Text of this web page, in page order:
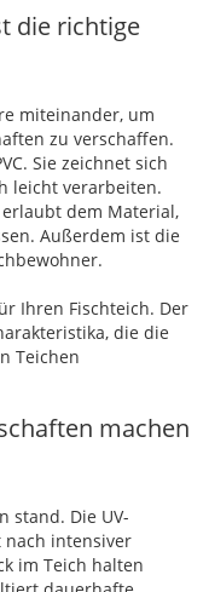
die richtige
miteinander, um
zu verschaffen.
Sie zeichnet sich
leicht verarbeiten.
erlaubt dem Material,
Außerdem ist die
Ihren Fischteich. Der
die die
Teichen
machen
stand. Die UV-
nach intensiver
im Teich halten